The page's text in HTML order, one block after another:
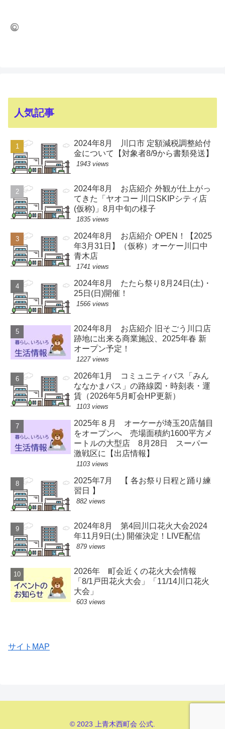
人気記事
2024年8月 川口市 定額減税調整給付
金について【対象者8/9から書類発送】
1943 views
2024年8月 お店紹介 外観が仕上がっ
てきた「ヤオコー 川口SKIPシティ店
(仮称)」8月中旬の様子
1835 views
2024年8月 お店紹介 OPEN！【2025
年3月31日】（仮称）オーケー川口中
青木店
1741 views
2024年8月 たたら祭り8月24日(土)・
25日(日)開催！
1566 views
2024年8月 お店紹介 旧そごう川口店
跡地に出来る商業施設、2025年春 新
オープン予定！
1227 views
2026年1月 コミュニティバス「みん
ななかまバス」の路線図・時刻表・運
賃（2026年5月町会HP更新）
1103 views
2025年８月 オーケーが埼玉20店舗目
をオープンへ 売場面積約1600平方メ
ートルの大型店 8月28日 スーパー
激戦区に【出店情報】
1103 views
2025年7月 【 各お祭り日程と踊り練
習日 】
882 views
2024年8月 第4回川口花火大会2024
年11月9日(土) 開催決定！LIVE配信
879 views
2026年 町会近くの花火大会情報
「8/1戸田花火大会」「11/14川口花火
大会」
603 views
サイトMAP
© 2023 上青木西町会 公式.